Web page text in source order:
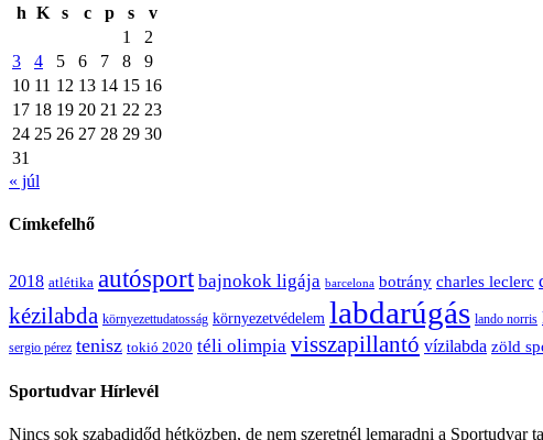
h K s c p s
v
1
2
3
4 5 6 7 8
9
10 11 12 13 14 15 16
17 18 19 20 21 22 23
24 25 26 27 28 29 30
31
« júl
Címkefelhő
2018 atlétika autósport bajnokok ligája barcelona botrány charles leclerc
kézilabda környezettudatosság környezetvédelem labdarúgás lando norris
sergio pérez tenisz tokió 2020 téli olimpia visszapillantó vízilabda zöld
Sportudvar Hírlevél
Nincs sok szabadidőd hétközben, de nem szeretnél lemaradni a